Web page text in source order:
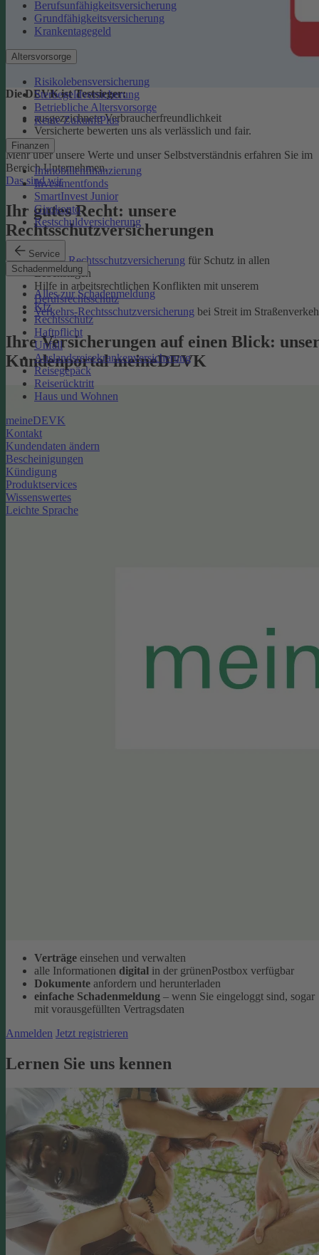
Berufsunfähigkeitsversicherung
Grundfähigkeitsversicherung
Krankentagegeld
Altersvorsorge
Risikolebensversicherung
Sterbegeldversicherung
Betriebliche Altersvorsorge
Rente ZukunftPlus
Finanzen
Immobilienfinanzierung
Investmentfonds
SmartInvest Junior
Girokonto
Restschuldversicherung
Service
Schadenmeldung
Alles zur Schadenmeldung
Kfz
Rechtsschutz
Haftpflicht
Unfall
Auslandsreisekrankenversicherung
Reisegepäck
Reiserücktritt
Haus und Wohnen
meineDEVK
Kontakt
Kundendaten ändern
Bescheinigungen
Kündigung
Produktservices
Wissenswertes
Leichte Sprache
Die DEVK ist Testsieger:
ausgezeichnete Verbraucherfreundlichkeit
Versicherte bewerten uns als verlässlich und fair.
Mehr über unsere Werte und unser Selbstverständnis erfahren Sie im
Bereich Unternehmen.
Das sind wir
Ihr gutes Recht: unsere
Rechtsschutzversicherungen
Private Rechtsschutzversicherung für Schutz in allen
Lebenslagen
Hilfe in arbeitsrechtlichen Konflikten mit unserem
Berufsrechtsschutz
Verkehrs-Rechtsschutzversicherung bei Streit im
Ihre Versicherungen auf einen Blick:
Kundenportal meineDEVK
Verträge einsehen und verwalten
alle Informationen digital in der grünenPostbox verfügbar
Dokumente anfordern und herunterladen
einfache Schadenmeldung – wenn Sie eingeloggt sind, sogar
mit vorausgefüllten Vertragsdaten
Anmelden Jetzt registrieren
Lernen Sie uns kennen